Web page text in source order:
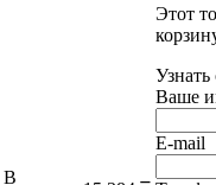
В
Этот
Узнать
Ваше
E-mail